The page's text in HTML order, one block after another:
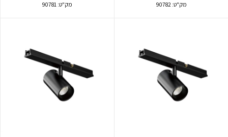
מק"ט:90782 מק"ט: 90781